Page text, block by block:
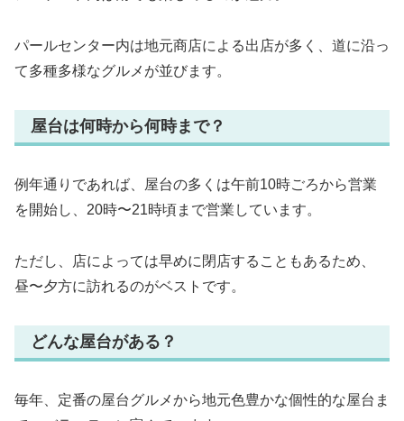
パールセンター内は地元商店による出店が多く、道に沿っ
て多種多様なグルメが並びます。
屋台は何時から何時まで？
例年通りであれば、屋台の多くは午前10時ごろから営業
を開始し、20時〜21時頃まで営業しています。
ただし、店によっては早めに閉店することもあるため、
昼〜夕方に訪れるのがベストです。
どんな屋台がある？
毎年、定番の屋台グルメから地元色豊かな個性的な屋台ま